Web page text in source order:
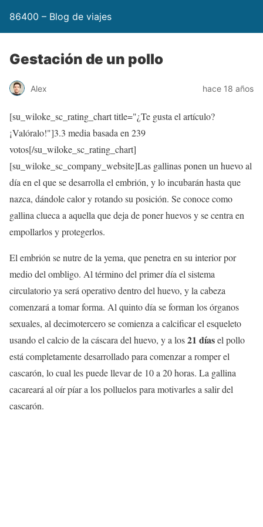
86400 – Blog de viajes
Gestación de un pollo
Alex hace 18 años
[su_wiloke_sc_rating_chart title="¿Te gusta el artículo?
¡Valóralo!"]3.3 media basada en 239
votos[/su_wiloke_sc_rating_chart]
[su_wiloke_sc_company_website]Las gallinas ponen un huevo al
día en el que se desarrolla el embrión, y lo incubarán hasta que
nazca, dándole calor y rotando su posición. Se conoce como
gallina clueca a aquella que deja de poner huevos y se centra en
empollarlos y protegerlos.
El embrión se nutre de la yema, que penetra en su interior por
medio del ombligo. Al término del primer día el sistema
circulatorio ya será operativo dentro del huevo, y la cabeza
comenzará a tomar forma. Al quinto día se forman los órganos
sexuales, al decimotercero se comienza a calcificar el esqueleto
usando el calcio de la cáscara del huevo, y a los21 díasel pollo
está completamente desarrollado para comenzar a romper el
cascarón, lo cual les puede llevar de 10 a 20 horas. La gallina
cacareará al oír píar a los polluelos para motivarles a salir del
cascarón.